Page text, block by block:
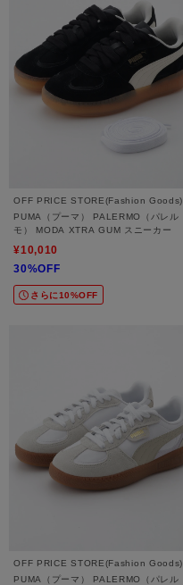
OFF PRICE STORE(Fashion Goods)
PUMA（プーマ） PALERMO（パレル
モ） MODA XTRA GUM スニーカー
¥10,010
30%OFF
さらに10%OFF
OFF PRICE STORE(Fashion Goods)
PUMA（プーマ） PALERMO（パレル